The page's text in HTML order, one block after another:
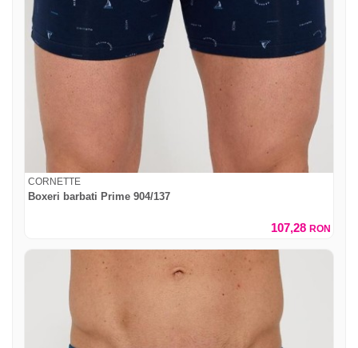
CORNETTE
Boxeri barbati Prime 904/137
107,28 RON